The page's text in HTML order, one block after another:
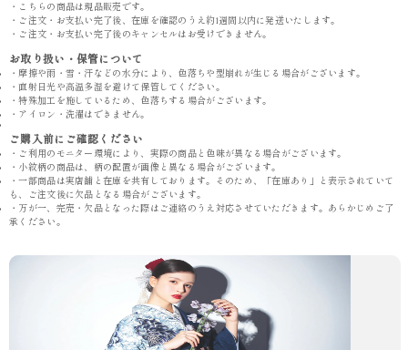
・こちらの商品は現品販売です。
・ご注文・お支払い完了後、在庫を確認のうえ約1週間以内に発送いたします。
・ご注文・お支払い完了後のキャンセルはお受けできません。
お取り扱い・保管について
・摩擦や雨・雪・汗などの水分により、色落ちや型崩れが生じる場合がございます。
・直射日光や高温多湿を避けて保管してください。
・特殊加工を施しているため、色落ちする場合がございます。
・アイロン・洗濯はできません。
ご購入前にご確認ください
・ご利用のモニター環境により、実際の商品と色味が異なる場合がございます。
・小紋柄の商品は、柄の配置が画像と異なる場合がございます。
・一部商品は実店舗と在庫を共有しております。そのため、「在庫あり」と表示されていて
も、ご注文後に欠品となる場合がございます。
・万が一、完売・欠品となった際はご連絡のうえ対応させていただきます。あらかじめご了
承ください。